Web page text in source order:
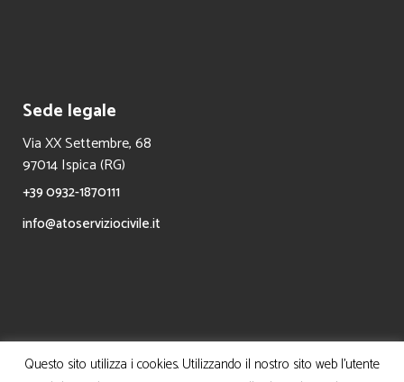
Sede legale
Via XX Settembre, 68
97014 Ispica (RG)
+39 0932-1870111
info@atoserviziocivile.it
Questo sito utilizza i cookies. Utilizzando il nostro sito web l'utente